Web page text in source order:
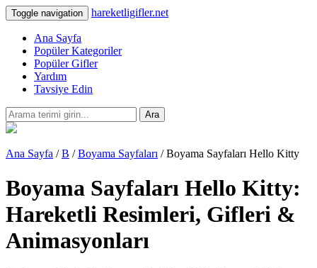
Toggle navigation hareketligifler.net
Ana Sayfa
Popüler Kategoriler
Popüler Gifler
Yardım
Tavsiye Edin
Ara
Ana Sayfa /B /Boyama Sayfaları / Boyama Sayfaları Hello Kitty
Boyama Sayfaları Hello Kitty:
Hareketli Resimleri, Gifleri &
Animasyonları